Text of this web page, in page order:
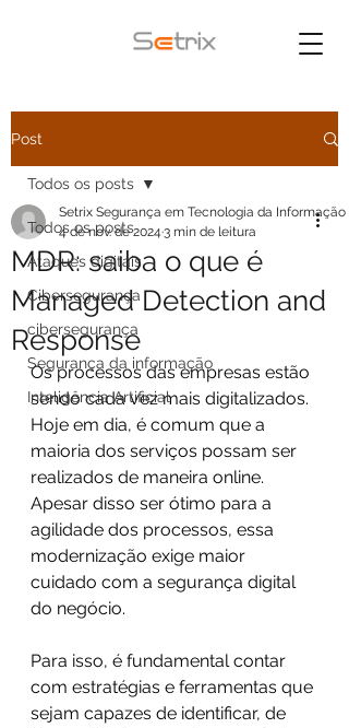
Post
Todos os posts
Ataques digitais
Cibersegurança
cibersegurança
Segurança da informação
Inteligência Artificial
Todos os posts
MDR: saiba o que é
Managed Detection and
Response
Setrix Segurança em Tecnologia da Informação
4 de nov. de 2024 3 min de leitura
Os processos das empresas estão
sendo cada vez mais digitalizados.
Hoje em dia, é comum que a
maioria dos serviços possam ser
realizados de maneira online.
Apesar disso ser ótimo para a
agilidade dos processos, essa
modernização exige maior
cuidado com a segurança digital
do negócio.
Para isso, é fundamental contar
com estratégias e ferramentas que
sejam capazes de identificar, de